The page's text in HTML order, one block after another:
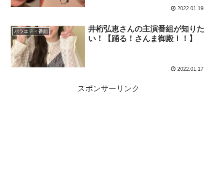
2022.01.19
バラエティ番組
井桁弘恵さんの主演番組が知りた
い！【踊る！さんま御殿！！】
2022.01.17
スポンサーリンク